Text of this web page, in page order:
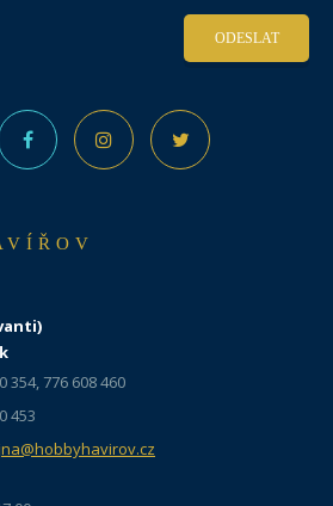
ODESLAT
354, 776 608 460
453